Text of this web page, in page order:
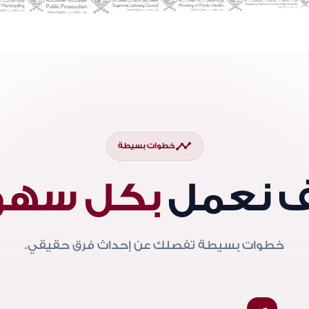
timelineخطوات بسيطة
نعملبكل
خطوات بسيطة تفصلك عن إحداث فرق حقيقي.